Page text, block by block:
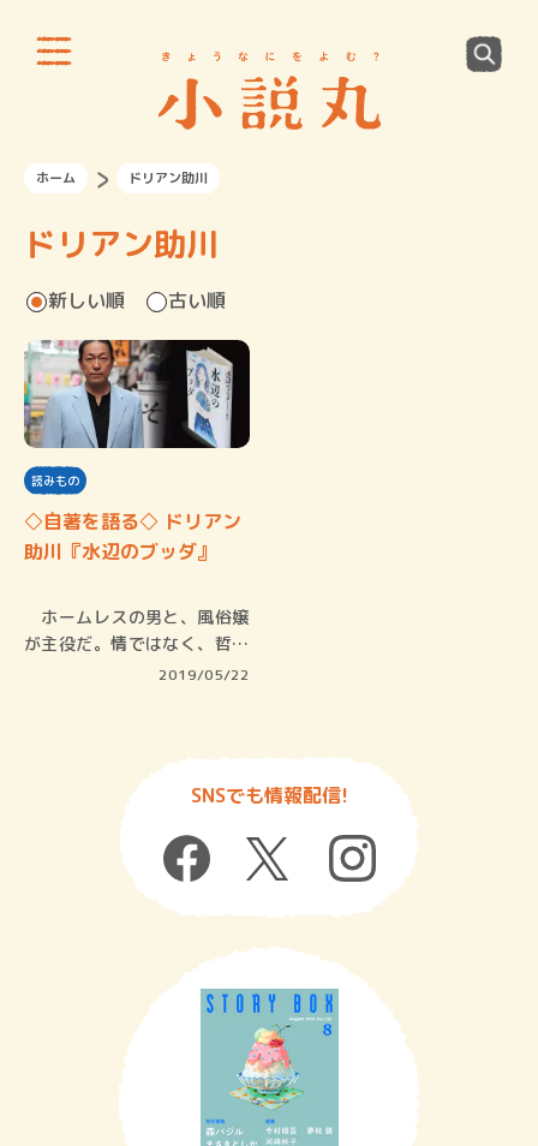
ホーム ドリアン助川
ドリアン助川
新しい順 古い順
読みもの
◇自著を語る◇ ドリアン
助川『水辺のブッダ』
ホームレスの男と、風俗嬢
が主役だ。情ではなく、哲学
2019/05/22
SNSでも情報配信!